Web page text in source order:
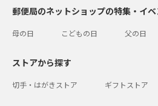
郵便局のネットショップの特集・イベ
母の日 こどもの日 父の日
ストアから探す
切手・はがきストア ギフトストア